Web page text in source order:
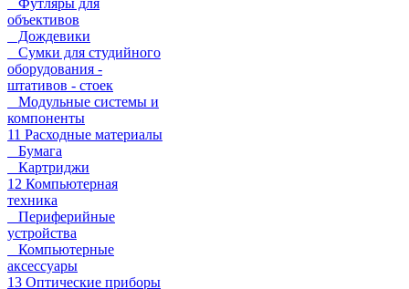
Футляры для
объективов
Дождевики
Сумки для студийного
оборудования -
штативов - стоек
Модульные системы и
компоненты
11 Расходные материалы
Бумага
Картриджи
12 Компьютерная
техника
Периферийные
устройства
Компьютерные
аксессуары
13 Оптические приборы